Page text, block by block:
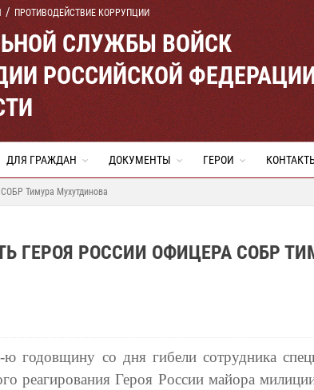
ПРОТИВОДЕЙСТВИЕ КОРРУПЦИИ
СЛУЖБЫ ВОЙСК
РОССИЙСКОЙ
ДЛЯ ГРАЖДАН ДОКУМЕНТЫ ГЕРОИ
Тимура Мухутдинова
ГЕРОЯ РОССИИ ОФИЦЕРА СОБР
годовщину со дня гибели сотрудника
реагирования Героя России майора